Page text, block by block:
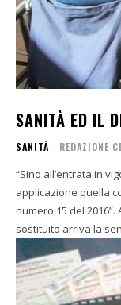
SANITÀ ED IL
SANITÀ REDAZIONE
“Sino all’entrata in
applicazione quella
numero 15 del
sostituito arriva la